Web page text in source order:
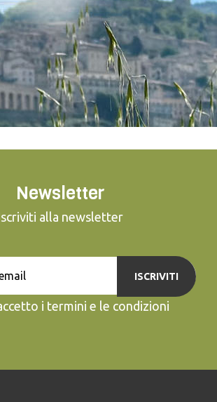
Newsletter
alla newsletter
ISCRIVITI
i termini e le condizioni